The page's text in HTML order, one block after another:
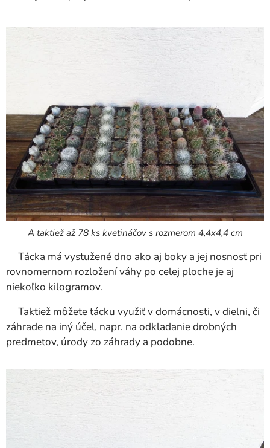
A taktiež až 78 ks kvetináčov s rozmerom 4,4x4,4 cm
Tácka má vystužené dno ako aj boky a jej nosnosť pri
rovnomernom rozložení váhy po celej ploche je aj
niekoľko kilogramov.
Taktiež môžete tácku využiť v domácnosti, v dielni, či
záhrade na iný účel, napr. na odkladanie drobných
predmetov, úrody zo záhrady a podobne.